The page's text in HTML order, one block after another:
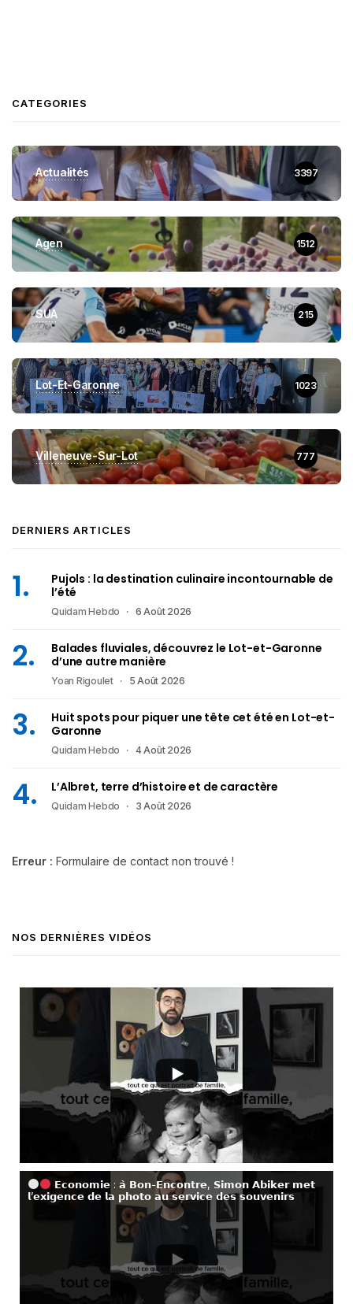
CATEGORIES
Actualités 3397
Agen 1512
SUA 215
Lot-Et-Garonne 1023
Villeneuve-Sur-Lot 777
DERNIERS ARTICLES
Pujols : la destination culinaire incontournable de
l’été
Quidam Hebdo 6 Août 2026
Balades fluviales, découvrez le Lot-et-Garonne
d’une autre manière
Yoan Rigoulet 5 Août 2026
Huit spots pour piquer une tête cet été en Lot-et-
Garonne
Quidam Hebdo 4 Août 2026
L’Albret, terre d’histoire et de caractère
Quidam Hebdo 3 Août 2026
Erreur : Formulaire de contact non trouvé !
NOS DERNIÈRES VIDÉOS
𝗘𝗰𝗼𝗻𝗼𝗺𝗶𝗲 : 𝗮̀ 𝗕𝗼𝗻-𝗘𝗻𝗰𝗼𝗻𝘁𝗿𝗲, 𝗦𝗶𝗺𝗼𝗻 𝗔𝗯𝗶𝗸𝗲𝗿 𝗺𝗲𝘁
𝗹’𝗲𝘅𝗶𝗴𝗲𝗻𝗰𝗲 𝗱𝗲 𝗹𝗮 𝗽𝗵𝗼𝘁𝗼 𝗮𝘂 𝘀𝗲𝗿𝘃𝗶𝗰𝗲 𝗱𝗲𝘀 𝘀𝗼𝘂𝘃𝗲𝗻𝗶𝗿𝘀